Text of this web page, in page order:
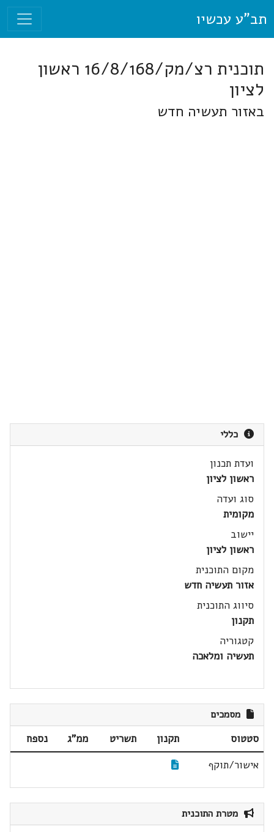
תב"ע עכשיו
תוכנית רצ/מק/16/8/168 ראשון
לציון
באזור תעשיה חדש
כללי
ועדת תכנון
ראשון לציון
סוג ועדה
מקומית
יישוב
ראשון לציון
מקום התוכנית
אזור תעשיה חדש
סיווג התוכנית
תקנון
קטגוריה
תעשיה ומלאכה
מסמכים
סטטוס תקנון תשריט ממ"ג
נספח
אישור/תוקף
מטרת התוכנית